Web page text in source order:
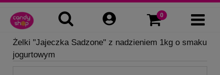
Żelki "Jajeczka Sadzone" z nadzieniem 1kg o smaku
jogurtowym